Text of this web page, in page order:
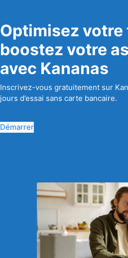
Optimisez votre
boostez votre
avec Kananas
Inscrivez-vous gratuitement sur
jours d’essai sans carte bancaire.
Démarrer